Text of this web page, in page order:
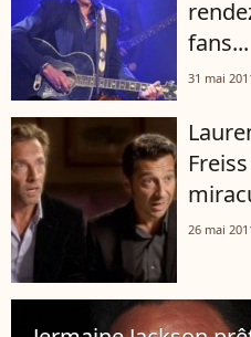
fans...
31 mai
26 mai